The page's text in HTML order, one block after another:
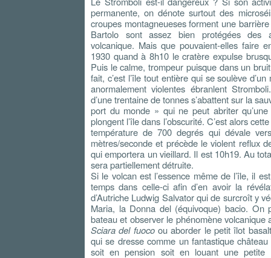
permanente, on dénote surtout des
croupes montagneueses forment une
Bartolo sont assez bien protégées des
volcanique. Mais que pouvaient-elles faire
1930 quand à 8h10 le cratère expulse
Puis le calme, trompeur puisque dans un
fait, c’est l’île tout entière qui se soulève
anormalement violentes ébranlent
d’une trentaine de tonnes s’abattent sur la
port du monde » qui ne peut abriter
plongent l’île dans l’obscurité. C’est alors
température de 700 degrés qui dévale
mètres/seconde et précède le violent reflux
qui emportera un vieillard. Il est 10h19. Au
sera partiellement détruite.
Si le volcan est l’essence même de l’île, il
temps dans celle-ci afin d’en avoir la
d’Autriche Ludwig Salvator qui de surcroît y
Maria, la Donna del (équivoque) bacio.
bateau et observer le phénomène
Sciara del fuocoou aborder le petit îlot
qui se dresse comme un fantastique
soit en pension soit en louant une petite